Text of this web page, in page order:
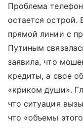
Проблема
остается острой.
прямой линии с
Путиным
заявила, что
кредиты, а свое
«криком души».
что ситуация
что «объемы